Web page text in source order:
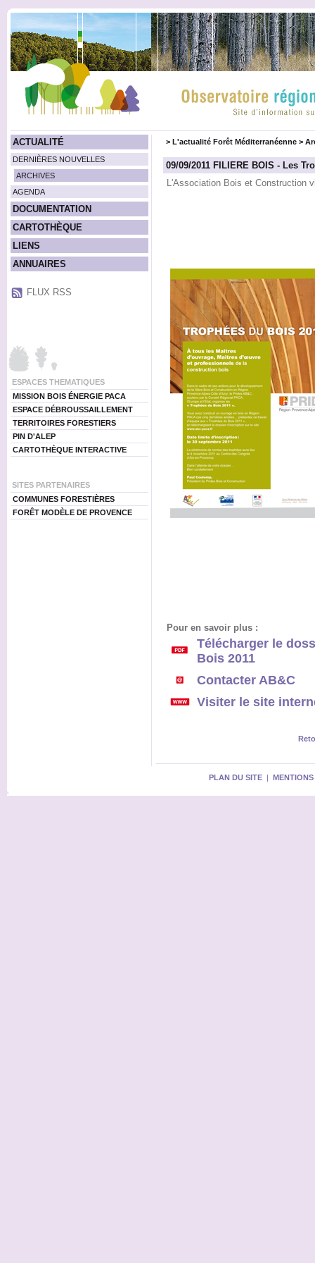
ACTUALITÉ
DERNIÈRES NOUVELLES
ARCHIVES
AGENDA
DOCUMENTATION
CARTOTHÈQUE
LIENS
ANNUAIRES
FLUX RSS
ESPACES THEMATIQUES
MISSION BOIS ÉNERGIE PACA
ESPACE DÉBROUSSAILLEMENT
TERRITOIRES FORESTIERS
PIN D'ALEP
CARTOTHÈQUE INTERACTIVE
SITES PARTENAIRES
COMMUNES FORESTIÈRES
FORÊT MODÈLE DE PROVENCE
> L'actualité Forêt Méditerranéenne>
09/09/2011 FILIERE BOIS - Les
L'Association Bois et Construction
Pour en savoir plus :
Télécharger le
Bois 2011
Contacter AB&C
Visiter le site
PLAN DU SITE |